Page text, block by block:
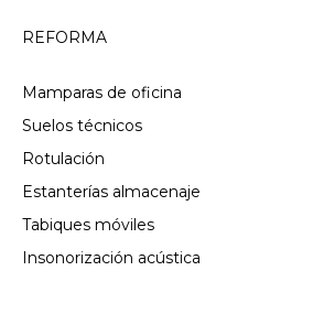
REFORMA
Mamparas de oficina
Suelos técnicos
Rotulación
Estanterías almacenaje
Tabiques móviles
Insonorización acústica